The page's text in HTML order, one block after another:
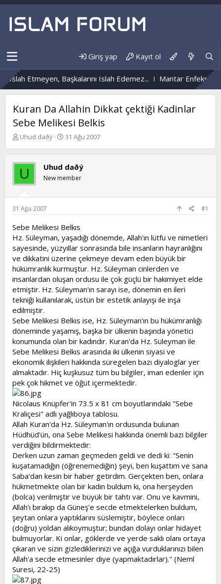
Giriş yap Kayıt ol
Etmeyen, Başkalarını Islah Edemez... Mantar Enfeksiyonu
Kuran Da Allahin Dikkat çektiği Kadinlar
Sebe Melikesi Belkis
K
b
u
y
u
b
a
l
t
a
n
Uhud daðý
B
a
n
ı
a
h
i
31 Ağu 2007
U Uhud daðý
New member
31 Ağu 2007 #1
Sebe Melikesi Belkıs
Hz. Süleyman, yaşadığı dönemde, Allah'ın lütfu ve nimetleri
sayesinde, yüzyıllar sonrasında bile insanların hayranlığını
ve dikkatini üzerine çekmeye devam eden büyük bir
hükümranlık kurmuştur. Hz. Süleyman cinlerden ve
insanlardan oluşan ordusu ile çok güçlü bir hakimiyet elde
etmiştir. Hz. Süleyman'ın sarayı ise, dönemin en ileri
tekniği kullanılarak, üstün bir estetik anlayışı ile inşa
edilmiştir.
Sebe Melikesi Belkıs ise, Hz. Süleyman'ın bu hükümranlığı
döneminde yaşamış, başka bir ülkenin başında yönetici
konumunda olan bir kadındır. Kuran'da Hz. Süleyman ile
Sebe Melikesi Belkıs arasında iki ülkenin siyasi ve
ekonomik ilişkileri hakkında süregelen bazı diyaloglar yer
almaktadır. Hiç kuşkusuz tüm bu bilgiler, iman edenler için
pek çok hikmet ve öğüt içermektedir.
Nicolaus Knüpfer'in 73.5 x 81 cm boyutlarındaki "Sebe
Kraliçesi" adlı yağlıboya tablosu.
Allah Kuran'da Hz. Süleyman'ın ordusunda bulunan
Hüdhüd'ün, ona Sebe Melikesi hakkında önemli bazı bilgiler
verdiğini bildirmektedir:
Derken uzun zaman geçmeden geldi ve dedi ki: "Senin
kuşatamadığın (öğrenemediğin) şeyi, ben kuşattım ve sana
Saba'dan kesin bir haber getirdim. Gerçekten ben, onlara
hükmetmekte olan bir kadın buldum ki, ona herşeyden
(bolca) verilmiştir ve büyük bir tahtı var. Onu ve kavmini,
Allah'ı bırakıp da Güneş'e secde etmektelerken buldum,
şeytan onlara yaptıklarını süslemiştir, böylece onları
(doğru) yoldan alıkoymuştur; bundan dolayı onlar hidayet
bulmuyorlar. Ki onlar, göklerde ve yerde saklı olanı ortaya
çıkaran ve sizin gizlediklerinizi ve açığa vurduklarınızı bilen
Allah'a secde etmesinler diye (yapmaktadırlar)." (Neml
Suresi, 22-25)